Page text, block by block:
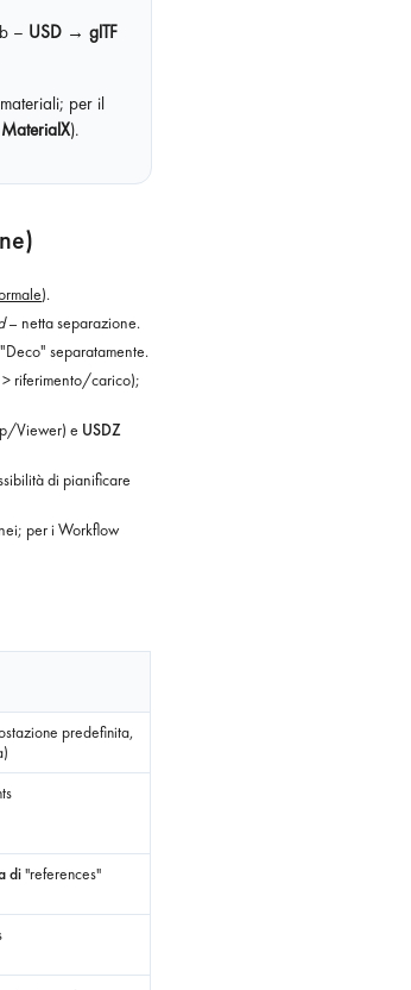
– USD → glTF
per il
MaterialX).
).
– netta separazione.
separatamente.
riferimento/carico);
Viewer) e USDZ
di pianificare
per i Workflow
predefinita,
di"references"